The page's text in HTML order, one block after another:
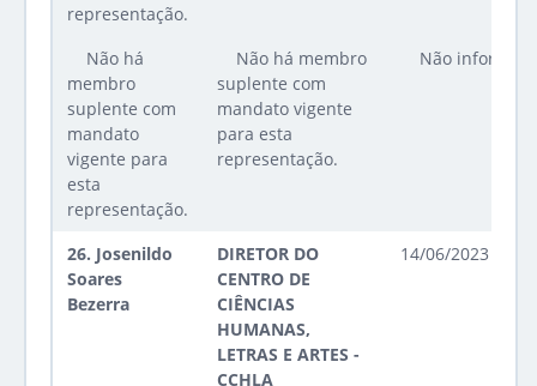
representação.
Não há
membro
suplente com
mandato
vigente para
esta
representação.
Não há membro
suplente com
mandato vigente
para esta
representação.
Não
26. Josenildo
Soares
Bezerra
DIRETOR DO
CENTRO DE
CIÊNCIAS
HUMANAS,
LETRAS E ARTES -
CCHLA
14/06/2023 até